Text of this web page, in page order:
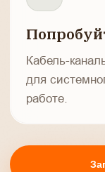
Кабель-
для
работе.